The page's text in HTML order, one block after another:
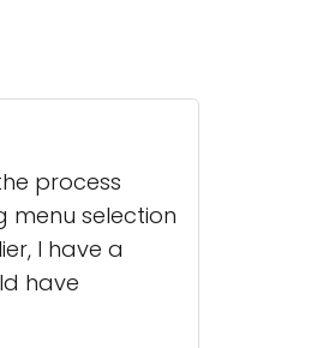
process
menu selection
I have a
have